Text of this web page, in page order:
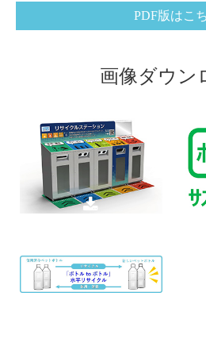
PDF版はこ
画像ダウン